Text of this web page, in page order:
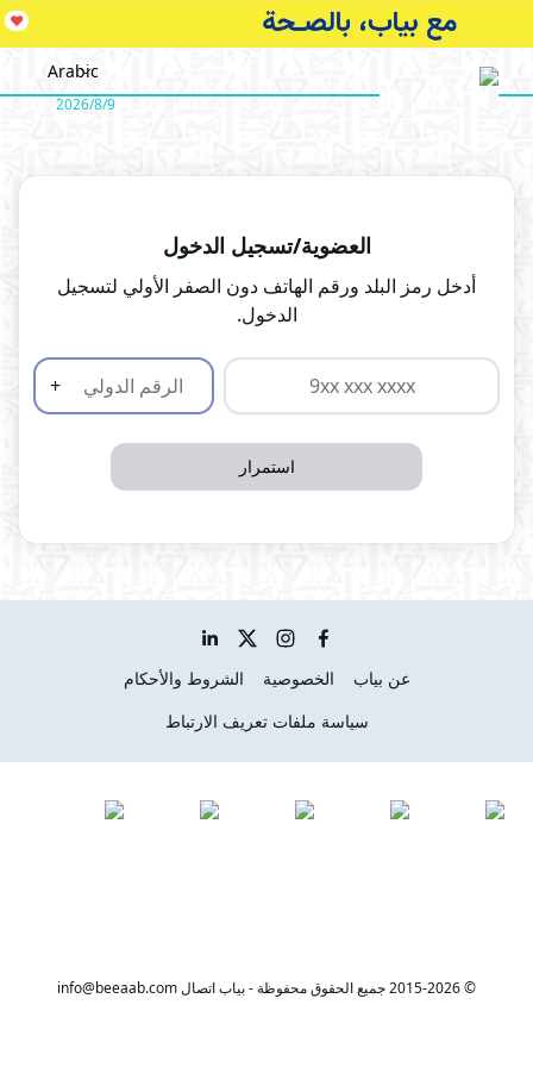
♥
Arabic
9‏/8‏/2026
العضوية/تسجيل الدخول
أدخل رمز البلد ورقم الهاتف دون الصفر الأولي لتسجيل
الدخول.
+
استمرار
عن بياب الخصوصية
الشروط والأحكام
سياسة ملفات تعريف الارتباط
© 2015-2026 جميع الحقوق محفوظة - بیاب اتصال info@beeaab.com